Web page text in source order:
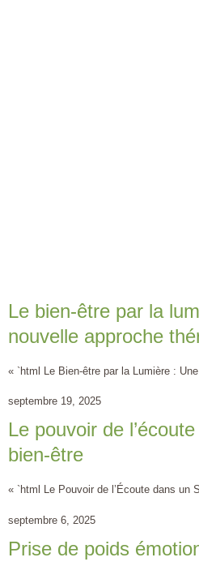
Le bien-être par la
nouvelle approche
« `html Le Bien-être par la Lumière :
septembre 19, 2025
Le pouvoir de
bien-être
« `html Le Pouvoir de l’Écoute dans un
septembre 6, 2025
Prise de poids